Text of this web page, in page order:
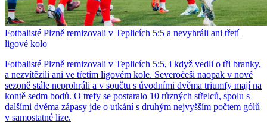
Fotbalisté Plzně remizovali v Teplicích 5:5 a nevyhráli ani třetí
ligové kolo
Fotbalisté Plzně remizovali v Teplicích 5:5, i když vedli o tři branky,
a nezvítězili ani ve třetím ligovém kole. Severočeši naopak v nové
sezoně stále neprohráli a v součtu s úvodními dvěma triumfy mají na
kontě sedm bodů. O trefy se postaralo 10 různých střelců, spolu s
dalšími dvěma zápasy jde o utkání s druhým nejvyšším počtem gólů
v samostatné lize.